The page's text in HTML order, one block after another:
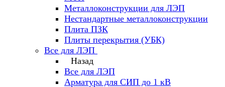
Металлоконструкции для ЛЭП
Нестандартные металлоконструкции
Плита ПЗК
Плиты перекрытия (УБК)
Все для ЛЭП
Назад
Все для ЛЭП
Арматура для СИП до 1 кВ